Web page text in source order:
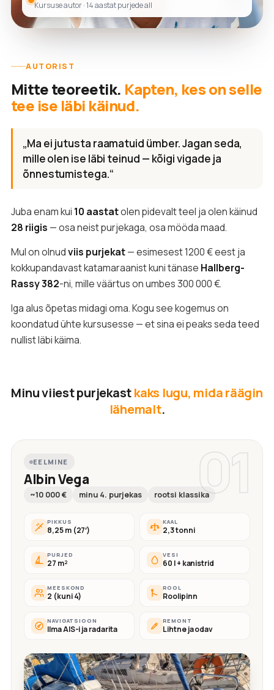
Kursuse autor · 14 aastat purjede all
AUTORIST
Mitte teoreetik. Kapten, kes on selle
tee ise läbi käinud.
„Ma ei jutusta raamatuid ümber. Jagan seda,
mille olen ise läbi teinud — kõigi vigade ja
õnnestumistega.“
Juba enam kui 10 aastatolen pidevalt teel ja olen käinud
28 riigis — osa neist purjekaga, osa mööda maad.
Mul on olnudviis purjekat— esimesest 1200 € eest ja
kokkupandavast katamaraanist kuni tänase Hallberg-
Rassy 382-ni, mille väärtus on umbes 300 000 €.
Iga alus õpetas midagi oma. Kogu see kogemus on
koondatud ühte kursusesse — et sina ei peaks seda teed
nullist läbi käima.
Minu viiest purjekastkaks lugu, mida räägin
lähemalt.
01
EELMINE
Albin Vega
~10 000 € minu 4. purjekas rootsi klassika
PIKKUS
8,25 m (27′)
KAAL
2,3 tonni
PURJED
27 m²
VESI
60 l + kanistrid
MEESKOND
2 (kuni 4)
ROOL
Roolipinn
NAVIGATSIOON
Ilma AIS-i ja radarita
REMONT
Lihtne ja odav